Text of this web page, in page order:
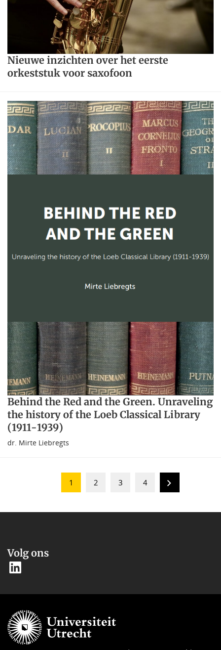
Nieuwe inzichten over het eerste
orkeststuk voor saxofoon
Behind the Red and the Green. Unraveling
the history of the Loeb Classical Library
(1911-1939)
dr. Mirte Liebregts
1 2 3 4
Volg ons